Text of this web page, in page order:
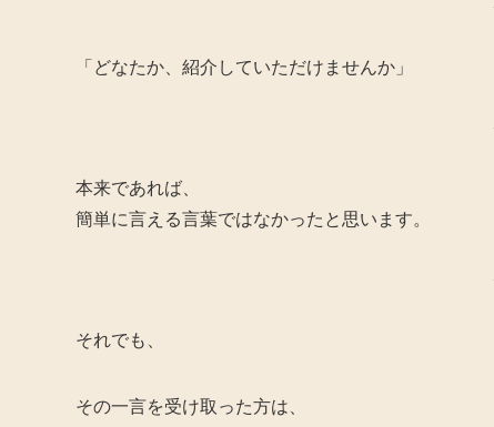
「どなたか、紹介していただけませんか」
本来であれば、
簡単に言える言葉ではなかったと思います。
それでも、
その一言を受け取った方は、